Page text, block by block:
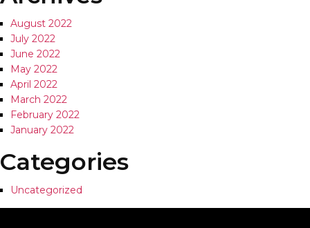
August 2022
July 2022
June 2022
May 2022
April 2022
March 2022
February 2022
January 2022
Categories
Uncategorized